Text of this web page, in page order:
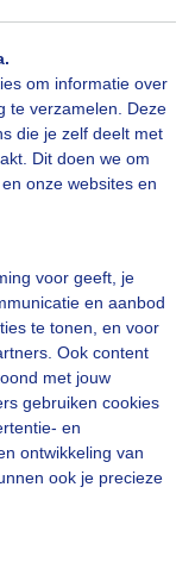
om informatie over
te verzamelen. Deze
die je zelf deelt met
Dit doen we om
onze websites en
voor geeft, je
en aanbod
te tonen, en voor
Ook content
met jouw
gebruiken cookies
en
ontwikkeling van
ook je precieze